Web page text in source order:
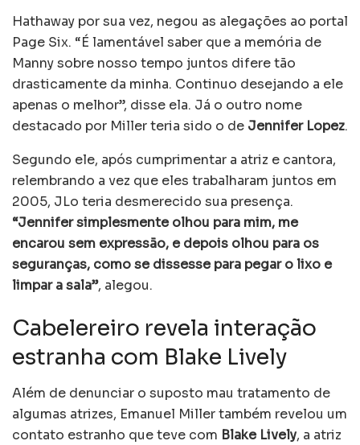
Hathaway por sua vez, negou as alegações ao portal
Page Six. “É lamentável saber que a memória de
Manny sobre nosso tempo juntos difere tão
drasticamente da minha. Continuo desejando a ele
apenas o melhor”, disse ela. Já o outro nome
destacado por Miller teria sido o de Jennifer Lopez.
Segundo ele, após cumprimentar a atriz e cantora,
relembrando a vez que eles trabalharam juntos em
2005, JLo teria desmerecido sua presença.
“Jennifer simplesmente olhou para mim, me
encarou sem expressão, e depois olhou para os
seguranças, como se dissesse para pegar o lixo e
limpar a sala”, alegou.
Cabelereiro revela interação
estranha com Blake Lively
Além de denunciar o suposto mau tratamento de
algumas atrizes, Emanuel Miller também revelou um
contato estranho que teve com Blake Lively, a atriz